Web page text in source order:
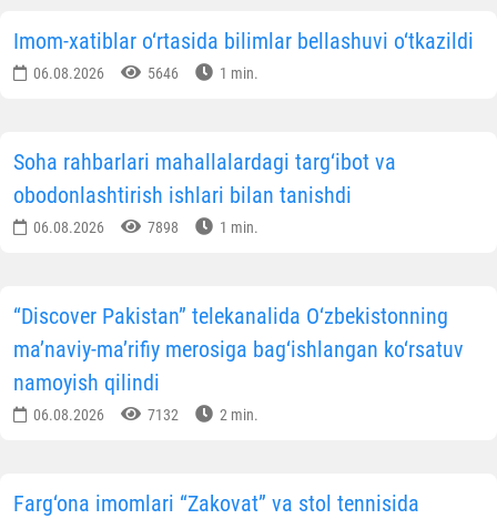
Imom-xatiblar o‘rtasida bilimlar bellashuvi o‘tkazildi
06.08.2026 5646 1 min.
Soha rahbarlari mahallalardagi targ‘ibot va
obodonlashtirish ishlari bilan tanishdi
06.08.2026 7898 1 min.
“Discover Pakistan” telekanalida O‘zbekistonning
ma’naviy-ma’rifiy merosiga bag‘ishlangan ko‘rsatuv
namoyish qilindi
06.08.2026 7132 2 min.
Farg‘ona imomlari “Zakovat” va stol tennisida